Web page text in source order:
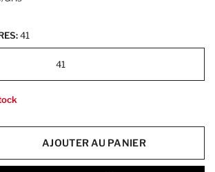
41
41
AJOUTER AU PANIER